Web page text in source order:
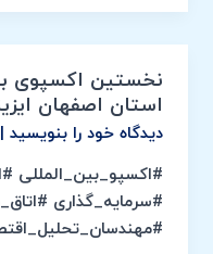
و
جلسه
همکاری
با دانشگاه مسقط
نخستین اکسپوی
استان اصفهان
دیدگاه‌ خود را بنویسید |
#اکسپو_بین_المللی
#سرمایه_گذاری
نخستین
اکسپوی
بین
المللی
سرمایه
گذاری
استان